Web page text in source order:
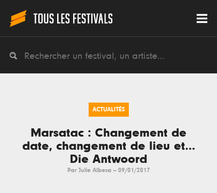
ACTUALITÉS
Marsatac : Changement de
date, changement de lieu et...
Die Antwoord
Par Julie Albesa -- 09/01/2017